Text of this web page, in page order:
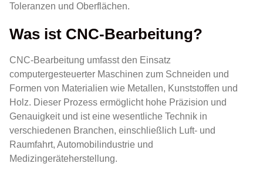
Toleranzen und Oberflächen.
Was ist CNC-Bearbeitung?
CNC-Bearbeitung umfasst den Einsatz
computergesteuerter Maschinen zum Schneiden und
Formen von Materialien wie Metallen, Kunststoffen und
Holz. Dieser Prozess ermöglicht hohe Präzision und
Genauigkeit und ist eine wesentliche Technik in
verschiedenen Branchen, einschließlich Luft- und
Raumfahrt, Automobilindustrie und
Medizingeräteherstellung.